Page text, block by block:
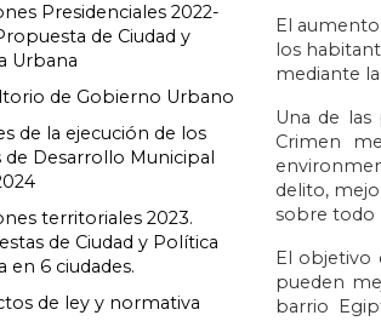
Presidenciales 2022-
de Ciudad y
Urbana
de Gobierno Urbano
de la ejecución de los
de Desarrollo Municipal
territoriales 2023.
de Ciudad y Política
en 6 ciudades.
de ley y normativa
El
los
mediante
Una de las
Crimen
delito,
sobre todo
El objetivo
pueden
barrio